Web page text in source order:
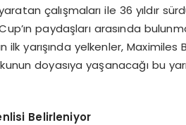
çalışmaları ile 36 yıldır
paydaşları arasında
ilk yarışında yelkenler,
doyasıya yaşanacağı bu
Belirleniyor